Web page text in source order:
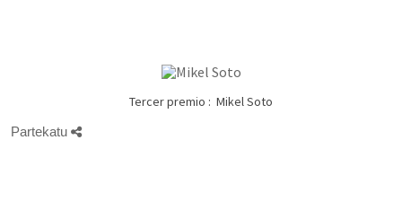
Tercer premio : Mikel Soto
Partekatu